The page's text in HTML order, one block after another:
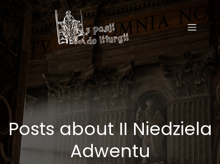
Posts about II Niedziela
Adwentu